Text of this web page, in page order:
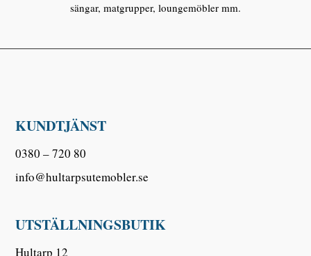
sängar, matgrupper, loungemöbler mm.
KUNDTJÄNST
0380 – 720 80
info@hultarpsutemobler.se
UTSTÄLLNINGSBUTIK
Hultarp 12